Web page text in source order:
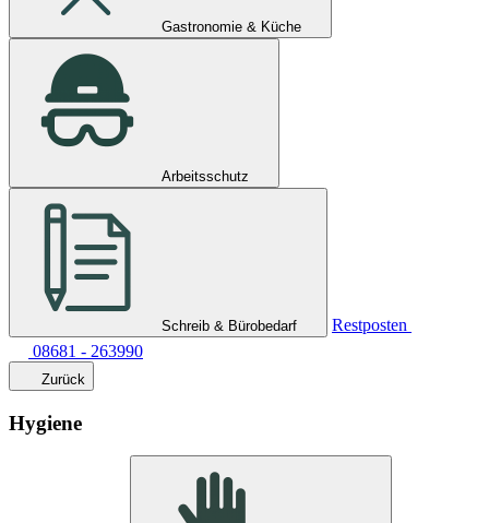
Gastronomie & Küche
Arbeitsschutz
Schreib & Bürobedarf
Restposten
08681 - 263990
Zurück
Hygiene